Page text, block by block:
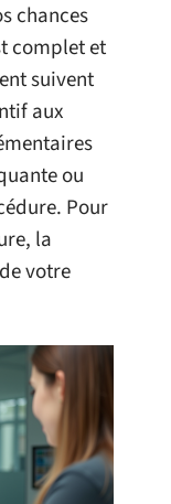
chances
complet et
suivent
aux
ou
Pour
la
votre